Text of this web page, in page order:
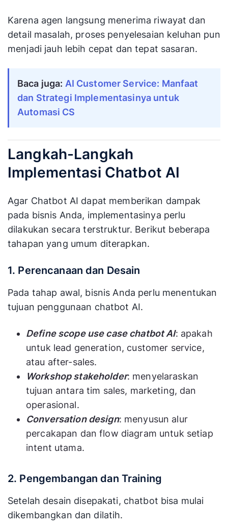
Karena agen langsung menerima riwayat dan
detail masalah, proses penyelesaian keluhan pun
menjadi jauh lebih cepat dan tepat sasaran.
Baca juga: AI Customer Service: Manfaat
dan Strategi Implementasinya untuk
Automasi CS
Langkah-Langkah
Implementasi Chatbot AI
Agar Chatbot AI dapat memberikan dampak
pada bisnis Anda, implementasinya perlu
dilakukan secara terstruktur. Berikut beberapa
tahapan yang umum diterapkan.
1. Perencanaan dan Desain
Pada tahap awal, bisnis Anda perlu menentukan
tujuan penggunaan chatbot AI.
Define scope use case chatbot AI: apakah
untuk lead generation, customer service,
atau after-sales.
Workshop stakeholder: menyelaraskan
tujuan antara tim sales, marketing, dan
operasional.
Conversation design: menyusun alur
percakapan dan flow diagram untuk setiap
intent utama.
2. Pengembangan dan Training
Setelah desain disepakati, chatbot bisa mulai
dikembangkan dan dilatih.